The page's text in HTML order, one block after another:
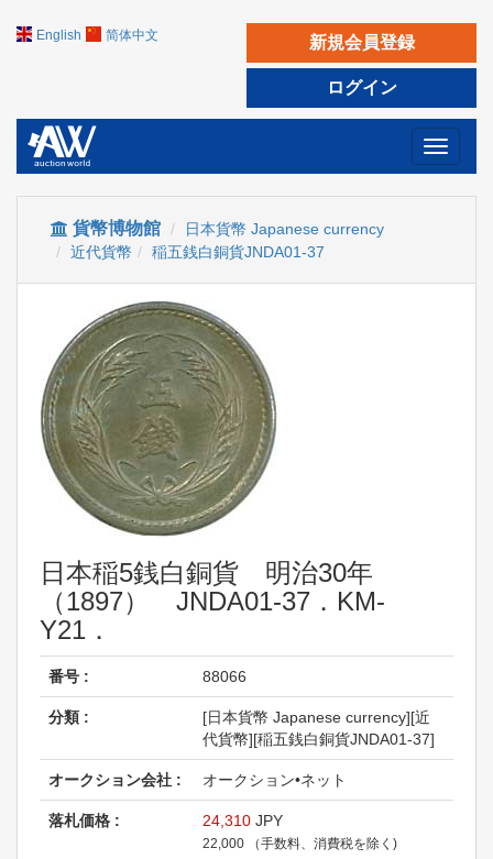
English 简体中文 新規会員登録
ログイン
Toggle
貨幣博物館
日本貨幣 Japanese currency
近代貨幣
稲五銭白銅貨JNDA01-37
日本稲5銭白銅貨 明治30年
（1897） JNDA01-37．KM-
Y21．
番号 : 88066
分類 :
[日本貨幣 Japanese currency][近
代貨幣][稲五銭白銅貨JNDA01-37]
オークション会社 : オークション•ネット
落札価格 : 24,310 JPY
22,000 （手数料、消費税を除く)